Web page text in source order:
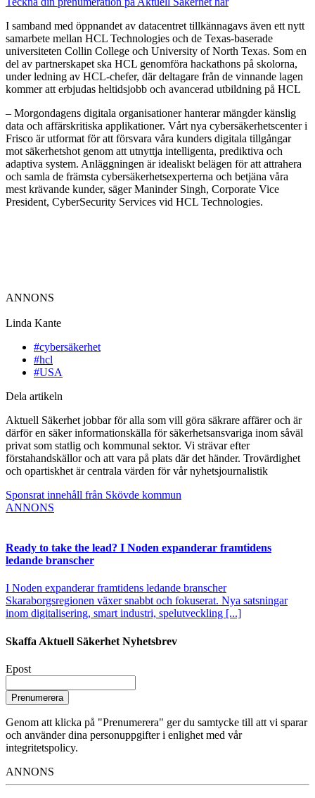
I samband med öppnandet av datacentret tillkännagavs även ett nytt
samarbete mellan HCL Technologies och de Texas-baserade
universiteten Collin College och University of North Texas. Som en
del av partnerskapet ska HCL genomföra hackathons på skolorna,
under ledning av HCL-chefer, där deltagare från de vinnande lagen
kommer att erbjudas heltidsjobb och avancerad utbildning på HCL
– Morgondagens digitala organisationer hanterar mängder känslig
data och affärskritiska applikationer. Vårt nya cybersäkerhetscenter i
Frisco är utformat för att försvara våra kunders digitala tillgångar
mot säkerhetshot genom att utnyttja intelligenta, prediktiva och
adaptiva system. Anläggningen är idealiskt belägen för att attrahera
och samla de främsta cybersäkerhetsexperterna och betjäna våra
mest krävande kunder, säger Maninder Singh, Corporate Vice
President, CyberSecurity Services vid HCL Technologies.
ANNONS
Linda Kante
#cybersäkerhet
#hcl
#USA
Dela artikeln
Aktuell Säkerhet jobbar för alla som vill göra säkrare affärer och är
därför en säker informationskälla för säkerhetsansvariga inom såväl
privat som statlig och kommunal sektor. Vi strävar efter
förstahandskällor och att vara på plats där det händer. Trovärdighet
och opartiskhet är centrala värden för vår nyhetsjournalistik
Sponsrat innehåll från Skövde kommun
ANNONS
Ready to take the lead? I Noden expanderar framtidens
ledande branscher
I Noden expanderar framtidens ledande branscher
Skaraborgsregionen växer snabbt och fokuserat. Nya satsningar
inom digitalisering, smart industri, spelutveckling [...]
Skaffa Aktuell Säkerhet Nyhetsbrev
Epost
Prenumerera
Genom att klicka på "Prenumerera" ger du samtycke till att vi sparar
och använder dina personuppgifter i enlighet med vår
integritetspolicy.
ANNONS